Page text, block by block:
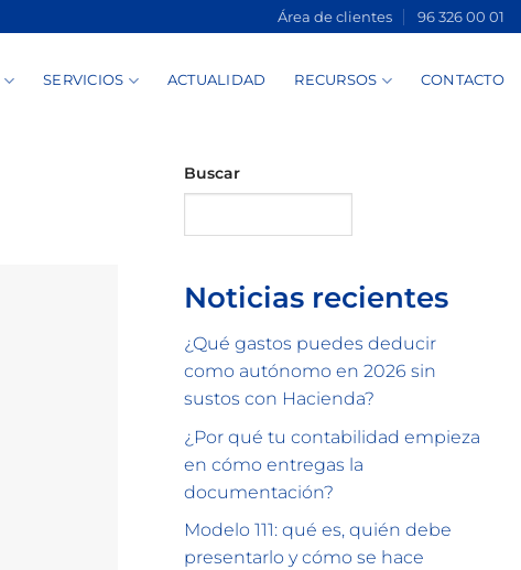
Área de clientes 96 326 00 01
SERVICIOS ACTUALIDAD RECURSOS CONTACTO
Buscar
Noticias recientes
¿Qué gastos puedes deducir
como autónomo en 2026 sin
sustos con Hacienda?
¿Por qué tu contabilidad empieza
en cómo entregas la
documentación?
Modelo 111: qué es, quién debe
presentarlo y cómo se hace